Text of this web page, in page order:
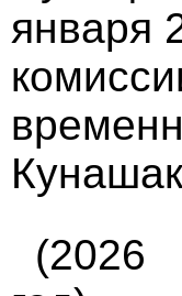
января
(2026